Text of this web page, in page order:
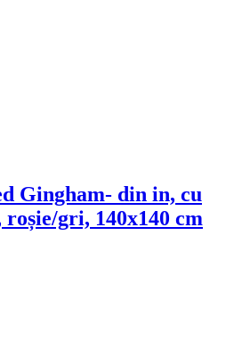
Gingham- din in, cu
gri, 140x140 cm